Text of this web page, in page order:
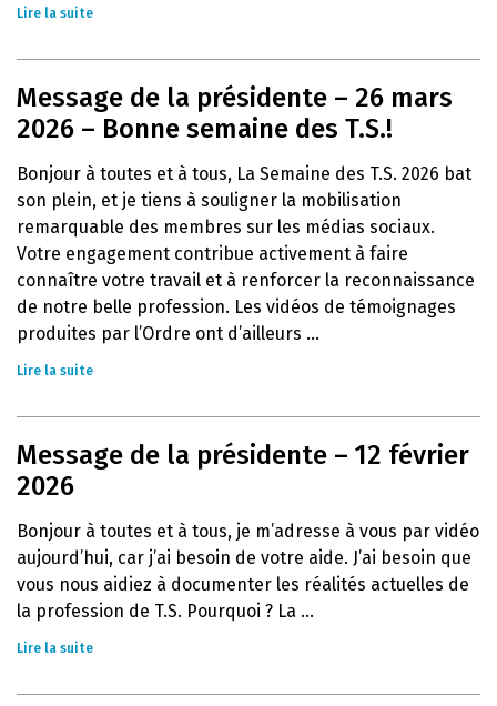
Lire la suite
Message de la présidente – 26 mars
2026 – Bonne semaine des T.S.!
Bonjour à toutes et à tous, La Semaine des T.S. 2026 bat
son plein, et je tiens à souligner la mobilisation
remarquable des membres sur les médias sociaux.
Votre engagement contribue activement à faire
connaître votre travail et à renforcer la reconnaissance
de notre belle profession. Les vidéos de témoignages
produites par l’Ordre ont d’ailleurs ...
Lire la suite
Message de la présidente – 12 février
2026
Bonjour à toutes et à tous, je m’adresse à vous par vidéo
aujourd’hui, car j’ai besoin de votre aide. J’ai besoin que
vous nous aidiez à documenter les réalités actuelles de
la profession de T.S. Pourquoi ? La ...
Lire la suite